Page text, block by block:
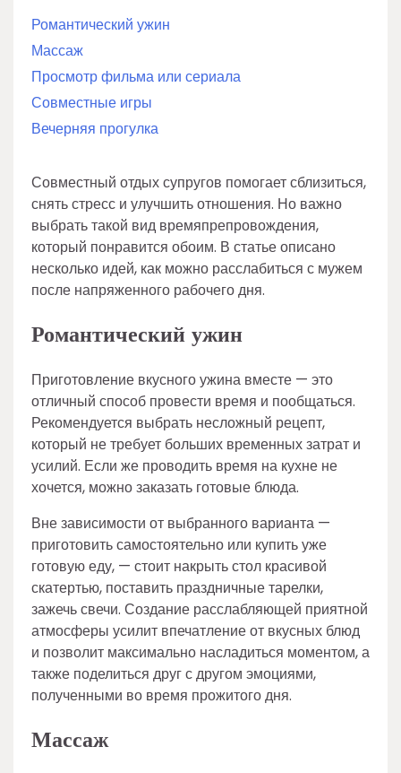
Романтический ужин
Массаж
Просмотр фильма или сериала
Совместные игры
Вечерняя прогулка
Совместный отдых супругов помогает сблизиться,
снять стресс и улучшить отношения. Но важно
выбрать такой вид времяпрепровождения,
который понравится обоим. В статье описано
несколько идей, как можно расслабиться с мужем
после напряженного рабочего дня.
Романтический ужин
Приготовление вкусного ужина вместе — это
отличный способ провести время и пообщаться.
Рекомендуется выбрать несложный рецепт,
который не требует больших временных затрат и
усилий. Если же проводить время на кухне не
хочется, можно заказать готовые блюда.
Вне зависимости от выбранного варианта —
приготовить самостоятельно или купить уже
готовую еду, — стоит накрыть стол красивой
скатертью, поставить праздничные тарелки,
зажечь свечи. Создание расслабляющей приятной
атмосферы усилит впечатление от вкусных блюд
и позволит максимально насладиться моментом, а
также поделиться друг с другом эмоциями,
полученными во время прожитого дня.
Массаж